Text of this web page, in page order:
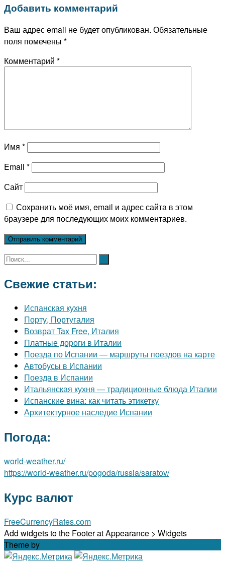
Добавить комментарий
Ваш адрес email не будет опубликован. Обязательные
поля помечены *
Комментарий *
Имя *
Email *
Сайт
Сохранить моё имя, email и адрес сайта в этом
браузере для последующих моих комментариев.
Свежие статьи:
Испанская кухня
Порту, Португалия
Возврат Tax Free, Италия
Платные дороги в Италии
Поезда по Испании — маршруты поездов на карте
Автобусы в Испании
Поезда в Испании
Итальянская кухня — традиционные блюда Италии
Испанские вина: как читать этикетку
Архитектурное наследие Испании
Погода:
world-weather.ru/
https://world-weather.ru/pogoda/russia/saratov/
Курс валют
FreeCurrencyRates.com
Add widgets to the Footer at Appearance > Widgets
Theme by